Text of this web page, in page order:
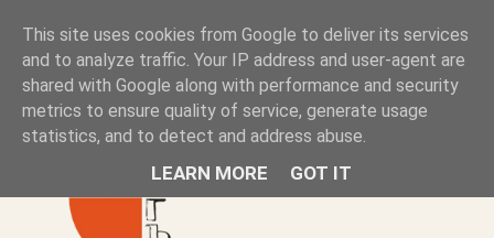
Книжен ъгъл
Блог на книжарницата — класации, откъси, нови книги
ул. „Оборище" 117, София· пон–пет 10:00–19:00 ·
This site uses cookies from Google to deliver its services
and to analyze traffic. Your IP address and user-agent are
shared with Google along with performance and security
metrics to ensure quality of service, generate usage
statistics, and to detect and address abuse.
LEARN MORE GOT IT